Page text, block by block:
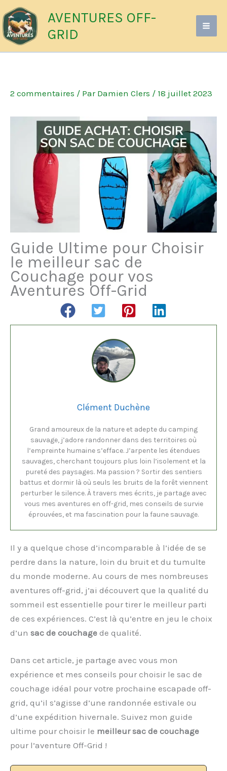
Aller
au
contenu
AVENTURES OFF-
GRID
2 commentaires / Par Damien Clers / 18 juillet 2023
Guide Ultime pour Choisir
le meilleur sac de
Couchage pour vos
Aventures Off-Grid
Clément Duchène
Grand amoureux de la nature et adepte du camping
sauvage, j’adore randonner dans des territoires où
l’empreinte humaine s’efface. J’arpente les étendues
sauvages, cherchant toujours plus loin l’isolement et la
pureté des paysages. Ma passion ? Sortir des sentiers
battus et dormir là où seuls les bruits de la forêt viennent
perturber le silence. À travers mes écrits, je partage avec
vous mes aventures en off-grid, mes conseils de survie
éprouvées, et ma fascination pour la faune sauvage.
Il y a quelque chose d’incomparable à l’idée de se
perdre dans la nature, loin du bruit et du tumulte
du monde moderne. Au cours de mes nombreuses
aventures off-grid, j’ai découvert que la qualité du
sommeil est essentielle pour tirer le meilleur parti
de ces expériences. C’est là qu’entre en jeu le choix
d’un sac de couchage de qualité.
Dans cet article, je partage avec vous mon
expérience et mes conseils pour choisir le sac de
couchage idéal pour votre prochaine escapade off-
grid, qu’il s’agisse d’une randonnée estivale ou
d’une expédition hivernale. Suivez mon guide
ultime pour choisir le meilleur sac de couchage
pour l’aventure Off-Grid !